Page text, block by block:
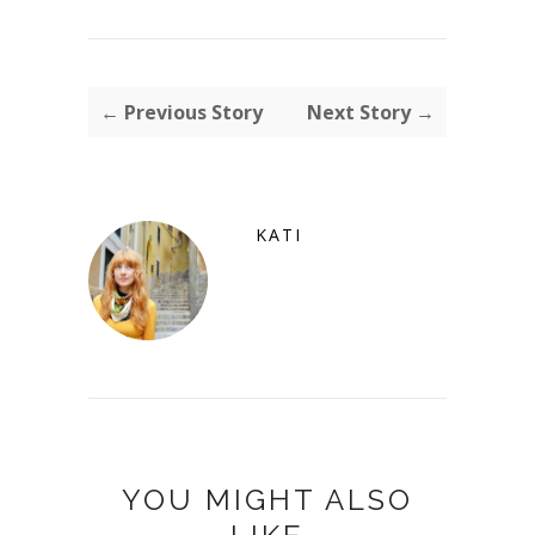
← Previous Story Next Story →
KATI
YOU MIGHT ALSO